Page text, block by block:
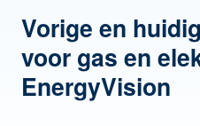
Vorige en
voor gas en
EnergyVision